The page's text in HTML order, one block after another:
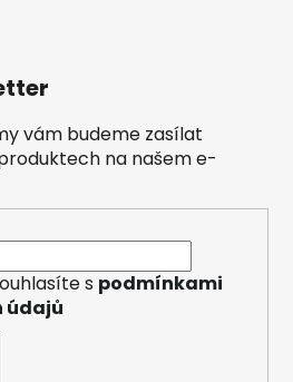
vám budeme zasílat
na našem e-
s podmínkami
údajů